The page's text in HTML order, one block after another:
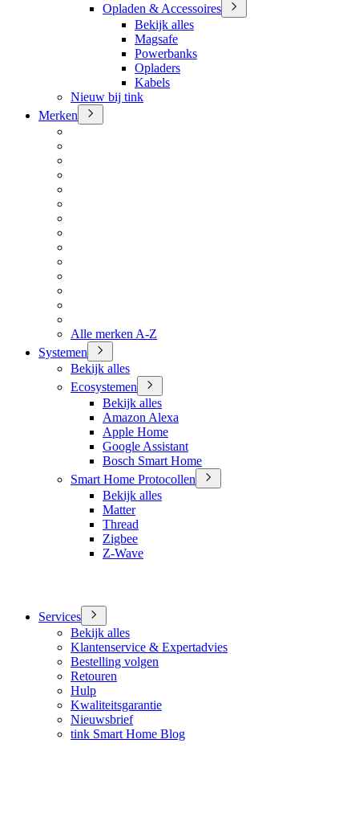
Opladen & Accessoires
Bekijk alles
Magsafe
Powerbanks
Opladers
Kabels
Nieuw bij tink
Merken
Alle merken A-Z
Systemen
Bekijk alles
Ecosystemen
Bekijk alles
Amazon Alexa
Apple Home
Google Assistant
Bosch Smart Home
Smart Home Protocollen
Bekijk alles
Matter
Thread
Zigbee
Z-Wave
Services
Bekijk alles
Klantenservice & Expertadvies
Bestelling volgen
Retouren
Hulp
Kwaliteitsgarantie
Nieuwsbrief
tink Smart Home Blog